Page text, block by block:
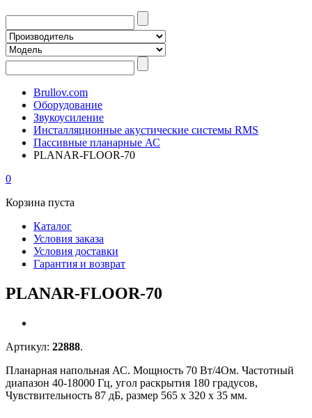
Brullov.com
Оборудование
Звукоусиление
Инсталляционные акустические системы RMS
Пассивные планарные АС
PLANAR-FLOOR-70
0
Корзина пуста
Каталог
Условия заказа
Условия доставки
Гарантия и возврат
PLANAR-FLOOR-70
Артикул: 22888.
Планарная напольная АС. Мощность 70 Вт/4Ом. Частотный
диапазон 40-18000 Гц, угол раскрытия 180 градусов,
Чувствительность 87 дБ, размер 565 х 320 х 35 мм.